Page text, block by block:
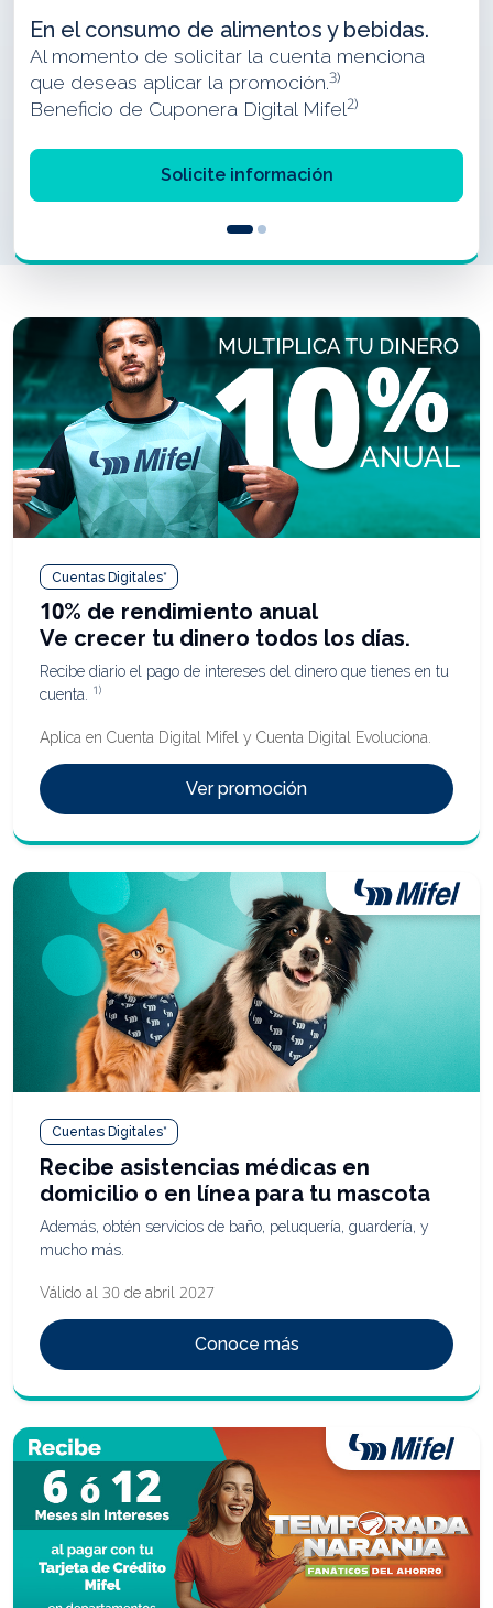
En el consumo de alimentos y bebidas.
Al momento de solicitar la cuenta menciona
que deseas aplicar la promoción.3)
Beneficio de Cuponera Digital Mifel2)
Solicite información
Cuentas Digitales*
10% de rendimiento anual
Ve crecer tu dinero todos los días.
Recibe diario el pago de intereses del dinero que tienes en tu
cuenta. 1)
Aplica en Cuenta Digital Mifel y Cuenta Digital Evoluciona.
Ver promoción
Cuentas Digitales*
Recibe asistencias médicas en
domicilio o en línea para tu mascota
Además, obtén servicios de baño, peluquería, guardería, y
mucho más.
Válido al 30 de abril 2027
Conoce más